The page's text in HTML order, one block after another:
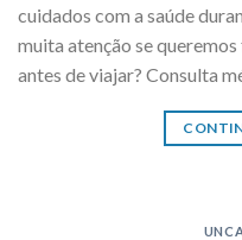
cuidados com a saúde
muita atenção se
antes de viajar? Consulta